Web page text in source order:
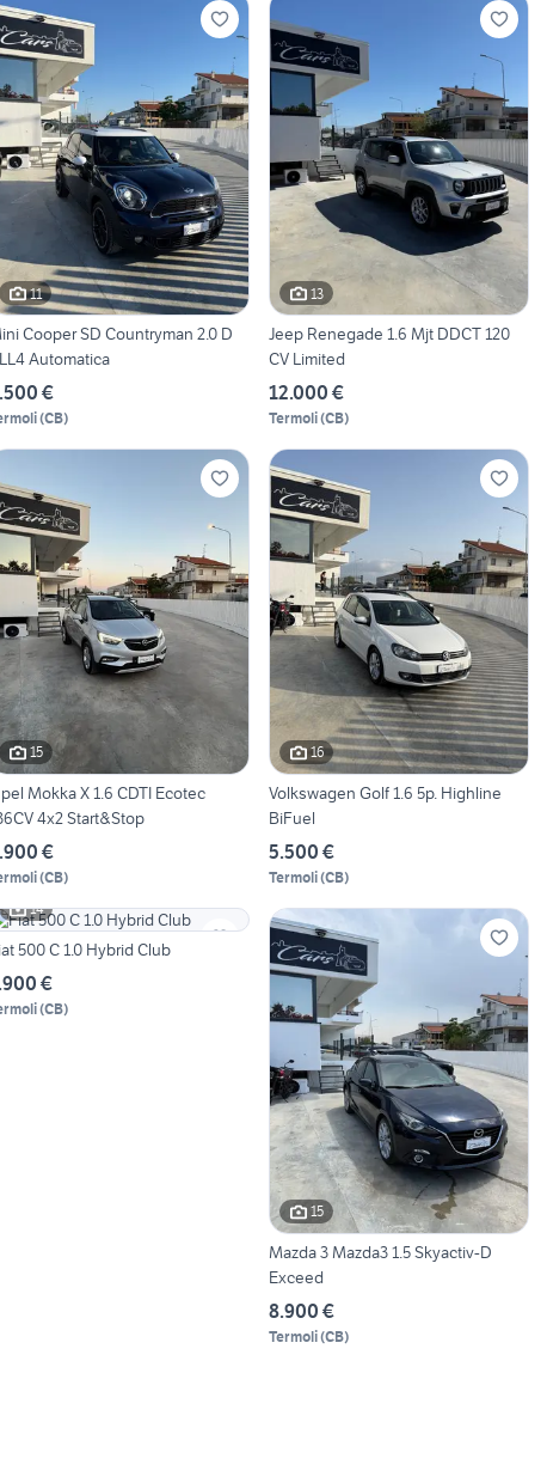
11
Cooper SD Countryman 2.0 D
Automatica
€
(CB)
13
Jeep Renegade 1.6 Mjt DDCT 120
CV Limited
12.000 €
Termoli(CB)
15
Mokka X 1.6 CDTI Ecotec
4x2 Start&Stop
€
(CB)
16
Volkswagen Golf 1.6 5p. Highline
BiFuel
5.500 €
Termoli(CB)
14
500 C 1.0 Hybrid Club
€
(CB)
15
Mazda 3 Mazda3 1.5 Skyactiv-D
Exceed
8.900 €
Termoli(CB)